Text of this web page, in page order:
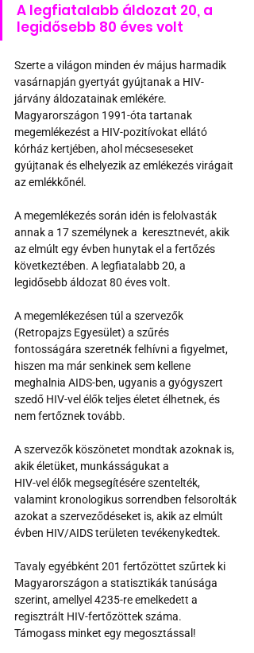
A legfiatalabb áldozat 20, a
legidősebb 80 éves volt
Szerte a világon minden év május harmadik
vasárnapján gyertyát gyújtanak a HIV-
járvány áldozatainak emlékére.
Magyarországon 1991-óta tartanak
megemlékezést a HIV-pozitívokat ellátó
kórház kertjében, ahol mécseseseket
gyújtanak és elhelyezik az emlékezés virágait
az emlékkőnél.
A megemlékezés során idén is felolvasták
annak a 17 személynek a  keresztnevét, akik
az elmúlt egy évben hunytak el a fertőzés
következtében. A legfiatalabb 20, a
legidősebb áldozat 80 éves volt.
A megemlékezésen túl a szervezők
(Retropajzs Egyesület) a szűrés
fontosságára szeretnék felhívni a figyelmet,
hiszen ma már senkinek sem kellene
meghalnia AIDS-ben, ugyanis a gyógyszert
szedő HIV-vel élők teljes életet élhetnek, és
nem fertőznek tovább.
A szervezők köszönetet mondtak azoknak is,
akik életüket, munkásságukat a
HIV-vel élők megsegítésére szentelték,
valamint kronologikus sorrendben felsorolták
azokat a szerveződéseket is, akik az elmúlt
évben HIV/AIDS területen tevékenykedtek.
Tavaly egyébként 201 fertőzöttet szűrtek ki
Magyarországon a statisztikák tanúsága
szerint, amellyel 4235-re emelkedett a
regisztrált HIV-fertőzöttek száma.
Támogass minket egy megosztással!